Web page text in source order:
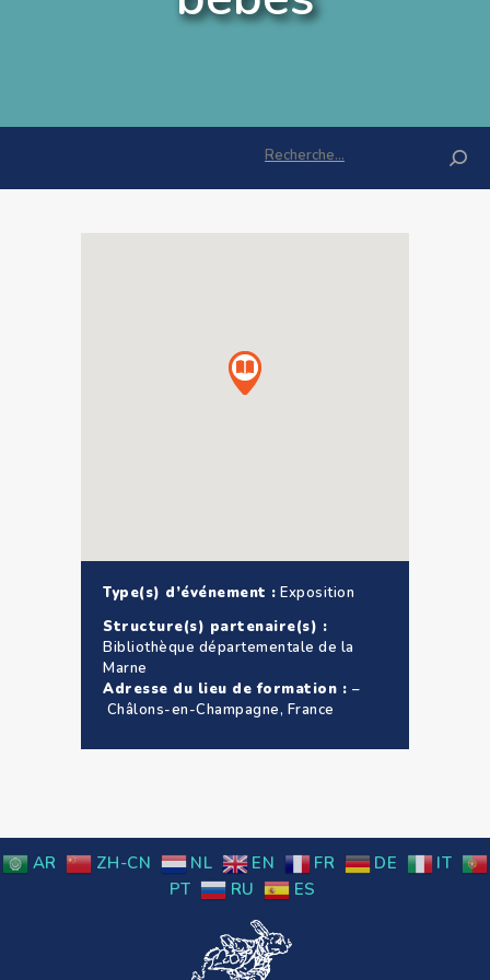
Type(s) d’événement : Exposition
Structure(s) partenaire(s) :
Bibliothèque départementale de la
Marne
Adresse du lieu de formation : –
Châlons-en-Champagne, France
AR ZH-CN NL EN FR DE
IT
PT
RU ES